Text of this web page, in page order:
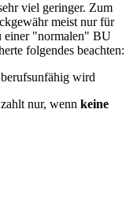
viel geringer. Zum
meist nur für
einer "normalen" BU
folgendes beachten:
wird
nur, wenn keine